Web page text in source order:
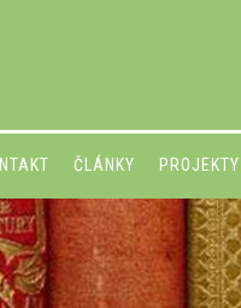
ČLÁNKY PROJEKTY